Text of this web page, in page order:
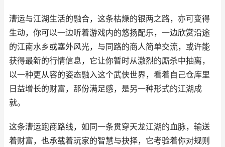
漕运与江湖生活的融合，这条枯燥的银两之路，亦可变得
生动，你可以一边听着游戏内的悠扬配乐，一边欣赏沿途
的江南水乡或塞外风光，与同路的商人简单交流，或许能
获得最新的行情信息，它让你暂时从激烈的厮杀中抽离，
以一种更从容的姿态融入这个武侠世界，看着自己仓库里
日益增长的财富，那份满足感，是另一种形式的江湖成
就。
这条漕运跑商路线，如同一条贯穿天龙江湖的血脉，输送
着财富，也承载着玩家的智慧与抉择，它考验着你对规则